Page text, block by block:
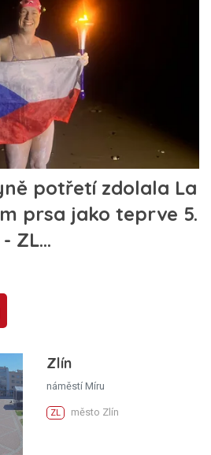
Zlín
náměstí Míru
ZL město Zlín